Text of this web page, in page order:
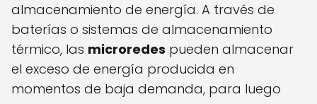
almacenamiento de energía. A través de
baterías o sistemas de almacenamiento
térmico, las microredes pueden almacenar
el exceso de energía producida en
momentos de baja demanda, para luego